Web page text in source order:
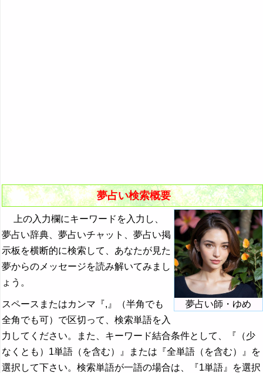
夢占い検索概要
夢占い師・ゆめ
上の入力欄にキーワードを入力し、
夢占い辞典、夢占いチャット、夢占い掲
示板を横断的に検索して、あなたが見た
夢からのメッセージを読み解いてみまし
ょう。
スペースまたはカンマ『,』（半角でも
全角でも可）で区切って、検索単語を入
力してください。また、キーワード結合条件として、『（少
なくとも）1単語（を含む）』または『全単語（を含む）』を
選択して下さい。検索単語が一語の場合は、『1単語』を選択